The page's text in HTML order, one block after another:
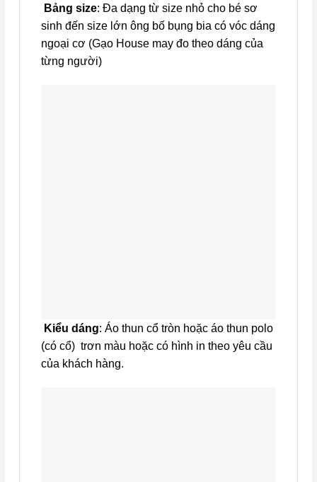
Bảng size: Đa dạng từ size nhỏ cho bé sơ
sinh đến size lớn ông bố bụng bia có vóc dáng
ngoại cơ (Gạo House may đo theo dáng của
từng người)
Kiểu dáng: Áo thun cổ tròn hoặc áo thun polo
(có cổ) trơn màu hoặc có hình in theo yêu cầu
của khách hàng.